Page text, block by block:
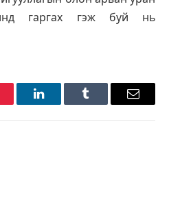
гаргах гэж буй нь
LinkedInTumblr Имэйл